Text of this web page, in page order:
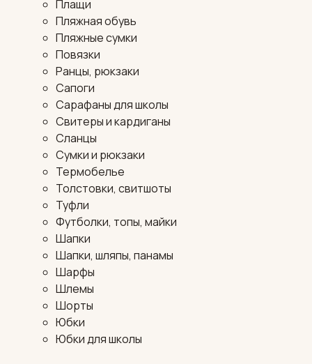
Плащи
Пляжная обувь
Пляжные сумки
Повязки
Ранцы, рюкзаки
Сапоги
Сарафаны для школы
Свитеры и кардиганы
Сланцы
Сумки и рюкзаки
Термобелье
Толстовки, свитшоты
Туфли
Футболки, топы, майки
Шапки
Шапки, шляпы, панамы
Шарфы
Шлемы
Шорты
Юбки
Юбки для школы